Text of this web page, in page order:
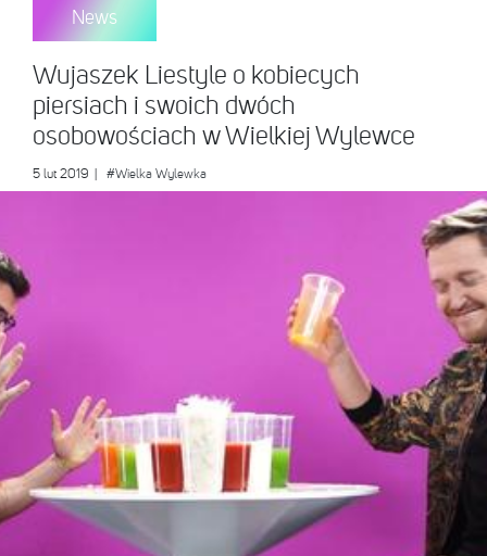
News
Wujaszek Liestyle o kobiecych
piersiach i swoich dwóch
osobowościach w Wielkiej Wylewce
5 lut 2019 #Wielka Wylewka